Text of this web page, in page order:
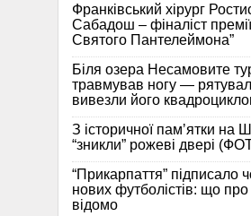
Франківський хірург
Сабадош – фіналіст
Святого Пантелеймона”
Біля озера Несамовите
травмував ногу —
вивезли його
З історичної памʼятки на
“зникли” рожеві двері
“Прикарпаття” підписало
нових футболістів: що
відомо